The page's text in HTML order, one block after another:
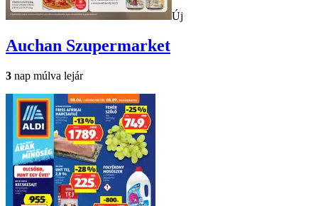
Új
Auchan Szupermarket
3 nap múlva lejár